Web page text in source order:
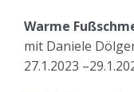
Warme
mit Daniele
27.1.2023